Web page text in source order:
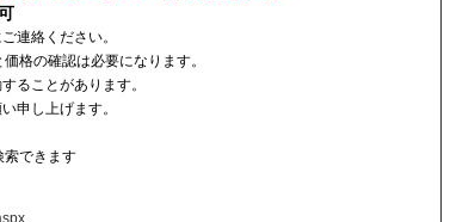
連絡ください。
格の確認は必要になります。
ることがあります。
申し上げます。
索できます